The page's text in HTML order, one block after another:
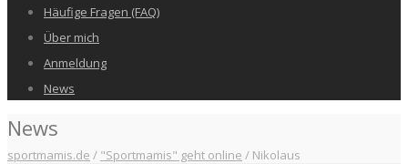
Häufige Fragen (FAQ)
Über mich
Anmeldung
News
News
sportmamis.de / "Sportmamis" geht online / Nikolaus